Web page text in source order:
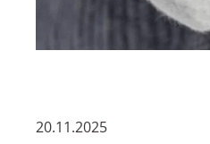
20.11.2025